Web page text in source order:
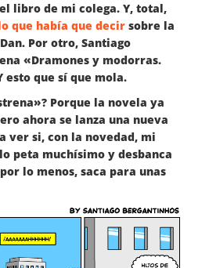
libro de mi colega. Y, total,
que había que decir sobre la
Por otro, Santiago
«Dramones y modorras.
esto que sí que mola.
Porque la novela ya
ahora se lanza una nueva
ver si, con la novedad, mi
peta muchísimo y desbanca
lo menos, saca para unas